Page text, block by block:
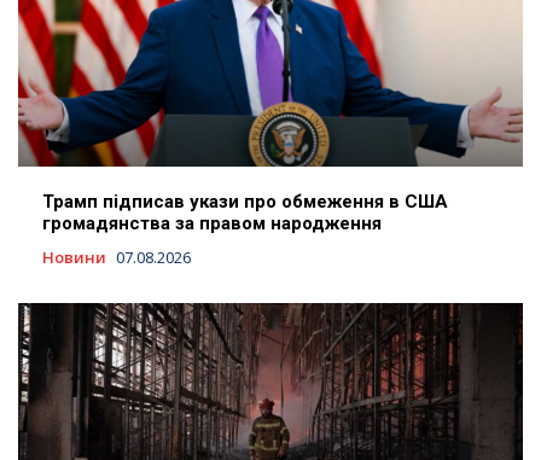
Трамп підписав укази про обмеження в США
громадянства за правом народження
Новини 07.08.2026